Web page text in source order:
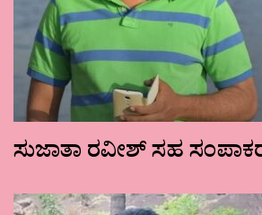
ಸುಜಾತಾ ರವೀಶ್ ಸಹ